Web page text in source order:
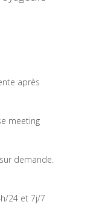
après
meeting
demande.
24 et 7j/7